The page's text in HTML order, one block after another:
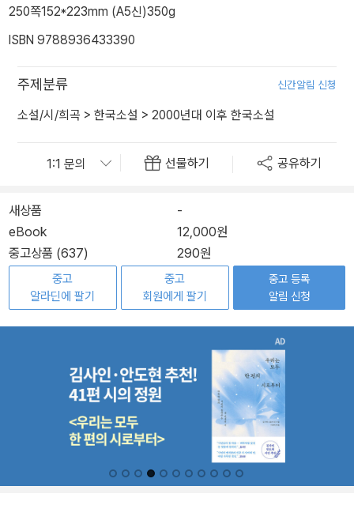
250쪽152*223mm (A5신)350g
ISBN 9788936433390
주제분류 신간알림 신청
소설/시/희곡 > 한국소설 > 2000년대 이후 한국소설
선물하기 공유하기
새상품
-
eBook
12,000원
중고상품 (637)
290원
중고
알라딘에 팔기
중고
회원에게 팔기
중고 등록
알림 신청